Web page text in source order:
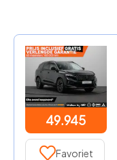
49.945
Favoriet